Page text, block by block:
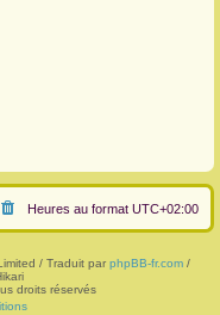
Heures au format UTC+02:00
/ Traduit par phpBB-fr.com/
droits réservés